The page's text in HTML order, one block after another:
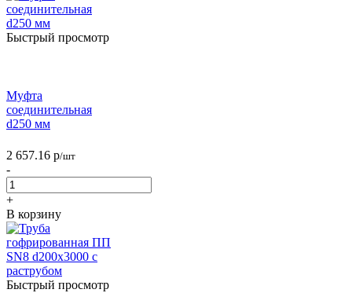
Быстрый просмотр
Муфта
соединительная
d250 мм
2 657.16 р/шт
-
+
В корзину
Быстрый просмотр